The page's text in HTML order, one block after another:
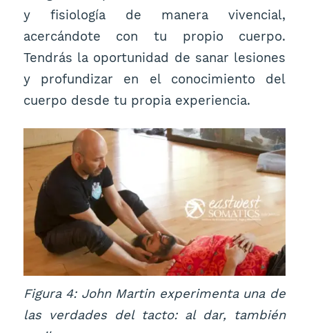
y fisiología de manera vivencial,
acercándote con tu propio cuerpo.
Tendrás la oportunidad de sanar lesiones
y profundizar en el conocimiento del
cuerpo desde tu propia experiencia.
Figura 4: John Martin experimenta una de
las verdades del tacto: al dar, también